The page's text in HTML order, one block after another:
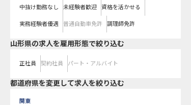
中抜け勤務なし 未経験者歓迎 資格を活かせる
実務経験者優遇 普通自動車免許 調理師免許
山形県の求人を雇用形態で絞り込む
正社員 契約社員 パート・アルバイト
都道府県を変更して求人を絞り込む
関東